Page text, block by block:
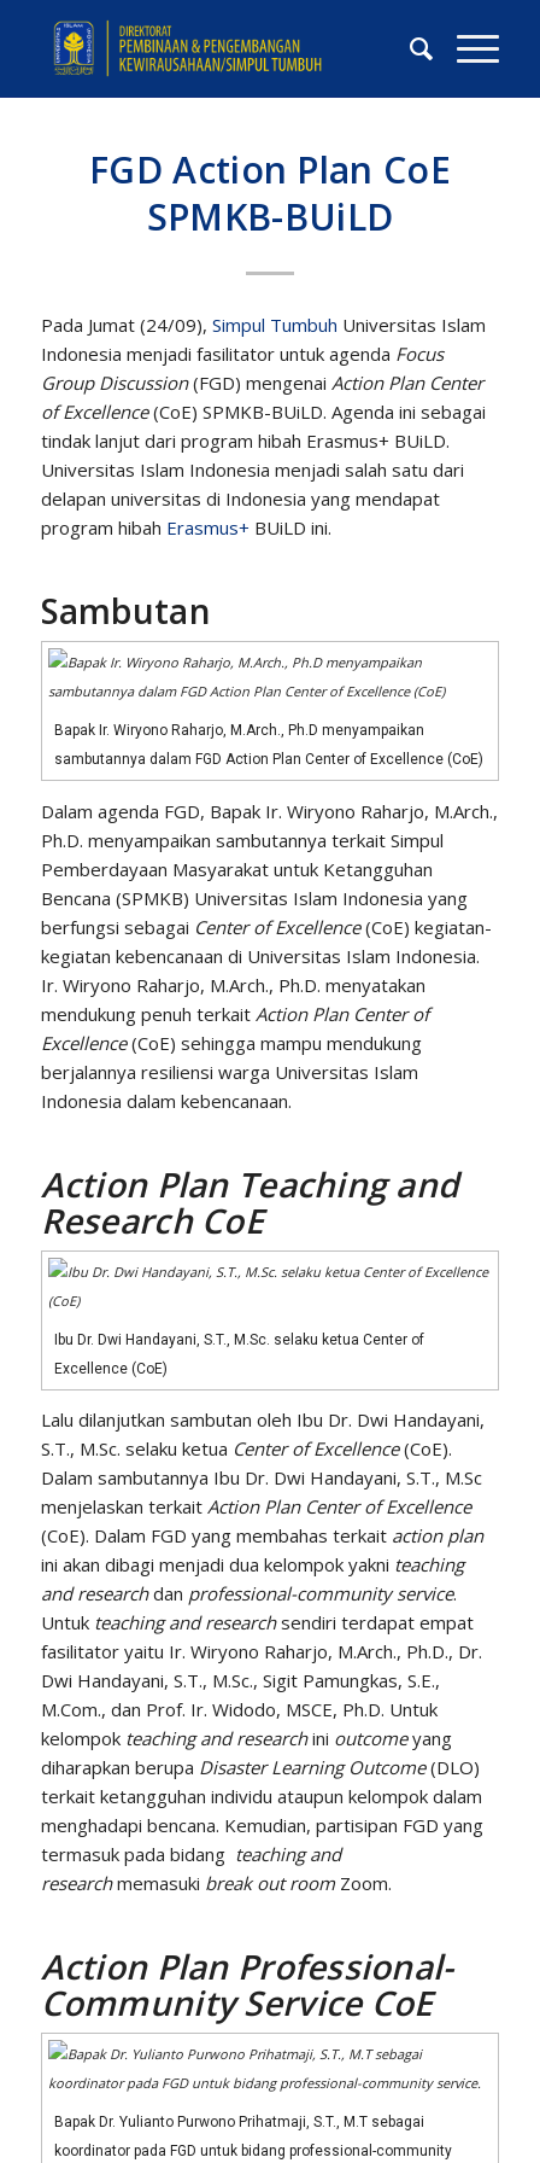
FGD Action Plan CoE
SPMKB-BUiLD
Pada Jumat (24/09), Simpul Tumbuh Universitas Islam
Indonesia menjadi fasilitator untuk agenda Focus
Group Discussion(FGD) mengenai Action Plan Center
of Excellence(CoE) SPMKB-BUiLD. Agenda ini sebagai
tindak lanjut dari program hibah Erasmus+ BUiLD.
Universitas Islam Indonesia menjadi salah satu dari
delapan universitas di Indonesia yang mendapat
program hibah Erasmus+ BUiLD ini.
Sambutan
Bapak Ir. Wiryono Raharjo, M.Arch., Ph.D menyampaikan
sambutannya dalam FGD Action Plan Center of Excellence (CoE)
Dalam agenda FGD, Bapak Ir. Wiryono Raharjo, M.Arch.,
Ph.D. menyampaikan sambutannya terkait Simpul
Pemberdayaan Masyarakat untuk Ketangguhan
Bencana (SPMKB) Universitas Islam Indonesia yang
berfungsi sebagai Center of Excellence(CoE) kegiatan-
kegiatan kebencanaan di Universitas Islam Indonesia.
Ir. Wiryono Raharjo, M.Arch., Ph.D. menyatakan
mendukung penuh terkait Action Plan Center of
Excellence(CoE) sehingga mampu mendukung
berjalannya resiliensi warga Universitas Islam
Indonesia dalam kebencanaan.
Action Plan Teaching and
Research CoE
Ibu Dr. Dwi Handayani, S.T., M.Sc. selaku ketua Center of
Excellence (CoE)
Lalu dilanjutkan sambutan oleh Ibu Dr. Dwi Handayani,
S.T., M.Sc. selaku ketua Center of Excellence(CoE).
Dalam sambutannya Ibu Dr. Dwi Handayani, S.T., M.Sc
menjelaskan terkait Action Plan Center of Excellence
(CoE). Dalam FGD yang membahas terkait action plan
ini akan dibagi menjadi dua kelompok yakni teaching
and researchdan professional-community service.
Untuk teaching and researchsendiri terdapat empat
fasilitator yaitu Ir. Wiryono Raharjo, M.Arch., Ph.D., Dr.
Dwi Handayani, S.T., M.Sc., Sigit Pamungkas, S.E.,
M.Com., dan Prof. Ir. Widodo, MSCE, Ph.D. Untuk
kelompok teaching and researchini outcomeyang
diharapkan berupa Disaster Learning Outcome(DLO)
terkait ketangguhan individu ataupun kelompok dalam
menghadapi bencana. Kemudian, partisipan FGD yang
termasuk pada bidang teaching and
research memasuki break out roomZoom.
Action Plan Professional-
Community Service CoE
Bapak Dr. Yulianto Purwono Prihatmaji, S.T., M.T sebagai
koordinator pada FGD untuk bidang professional-community